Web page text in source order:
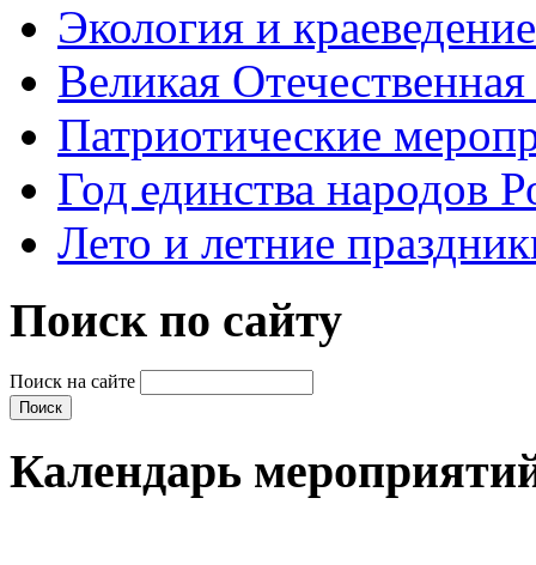
Экология и краеведение
Великая
Патриотические
Год единства народов
Лето и летние
Поиск по сайту
Поиск на сайте
Календарь